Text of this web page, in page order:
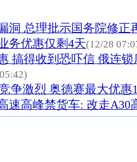
洞 总理批示国务院修正
务优惠仅剩4天(12/28
搞得收到恐吓信 俄连
争激烈 奥德赛最大优惠
速高峰禁货车: 改走A30